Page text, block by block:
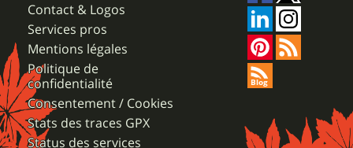
Contact & Logos
Services pros
Mentions légales
Politique de
confidentialité
Consentement / Cookies
Stats des traces GPX
Status des services